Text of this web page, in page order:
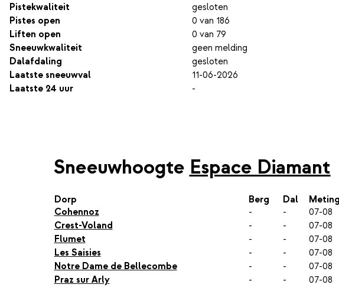
Pistekwaliteit
gesloten
Pistes open
0 van 186
Liften open
0 van 79
Sneeuwkwaliteit
geen melding
Dalafdaling
gesloten
Laatste sneeuwval
11-06-2026
Laatste 24 uur
-
Sneeuwhoogte Espace Diamant
Dorp Berg Dal
Cohennoz
- -
07-08
Crest-Voland
- -
07-08
Flumet
- -
07-08
Les Saisies
- -
07-08
Notre Dame de Bellecombe
- -
07-08
Praz sur Arly
- - 07-08